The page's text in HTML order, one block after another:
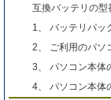
互換バッテリの型
1、 バッテリパッ
2、 ご利用のパソ
3、 パソコン本体
4、 パソコン本体